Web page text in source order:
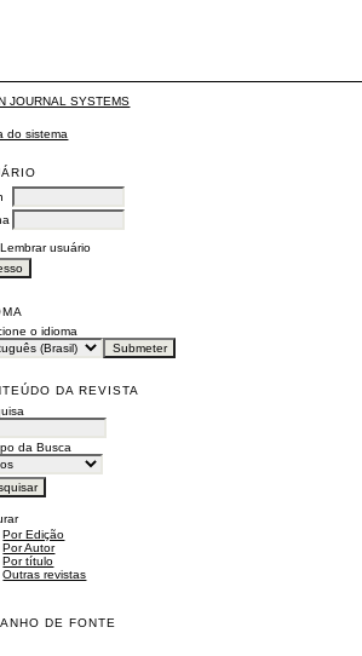
JOURNAL SYSTEMS
do sistema
Lembrar usuário
o idioma
DA REVISTA
da Busca
Por Edição
Por Autor
Por título
Outras revistas
DE FONTE